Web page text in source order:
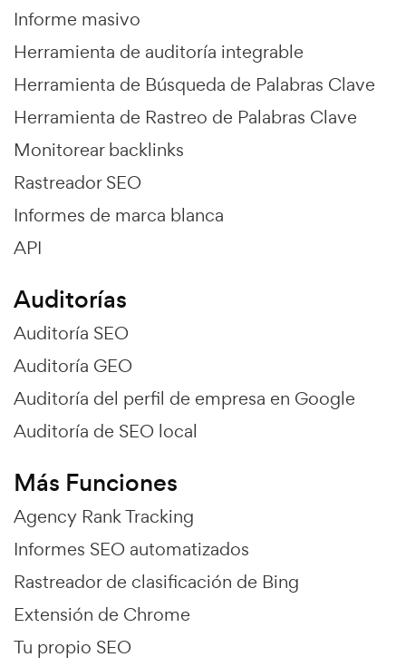
Informe masivo
Herramienta de auditoría integrable
Herramienta de Búsqueda de Palabras Clave
Herramienta de Rastreo de Palabras Clave
Monitorear backlinks
Rastreador SEO
Informes de marca blanca
API
Auditorías
Auditoría SEO
Auditoría GEO
Auditoría del perfil de empresa en Google
Auditoría de SEO local
Más Funciones
Agency Rank Tracking
Informes SEO automatizados
Rastreador de clasificación de Bing
Extensión de Chrome
Tu propio SEO